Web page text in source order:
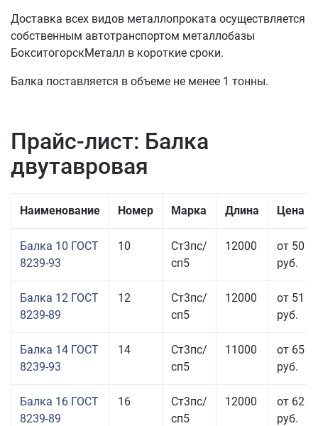
Доставка всех видов металлопроката осуществляется
собственным автотранспортом металлобазы
БокситогорскМеталл в короткие сроки.
Балка поставляется в объеме не менее 1 тонны.
Прайс-лист: Балка
двутавровая
Наименование Номер Марка Длина Цена
Балка 10 ГОСТ
8239-93
10
Ст3пс/
сп5
12000
от 50
руб.
Балка 12 ГОСТ
8239-89
12
Ст3пс/
сп5
12000
от 51
руб.
Балка 14 ГОСТ
8239-93
14
Ст3пс/
сп5
11000
от 65
руб.
Балка 16 ГОСТ
8239-89
16
Ст3пс/
сп5
12000
от 62
руб.